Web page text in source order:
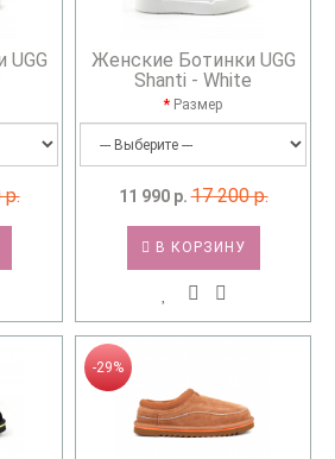
р.
Женские Ботинки UGG
Shanti - White
Размер
11 990 р. 17 200 р.
В КОРЗИНУ
-29%